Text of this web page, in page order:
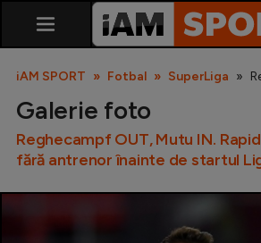
SuperLiga
iAM SPORT Fotbal SuperLiga
Galerie foto
Reghecampf OUT, Mutu IN.
fără antrenor înainte de startul